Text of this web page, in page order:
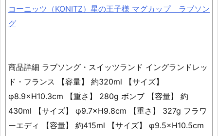
コーニッツ（KONITZ）星の王子様 マグカップ ラブソン
グ
商品詳細 ラブソング・スイッツランド イングランドレッ
ド・フランス 【容量】 約320ml 【サイズ】
φ8.9×H10.3cm 【重さ】 280g ボンブ 【容量】 約
430ml 【サイズ】 φ9.7×H9.8cm 【重さ】 327g フラワ
ーエディ 【容量】 約415ml 【サイズ】 φ9.5×H10.5cm